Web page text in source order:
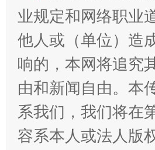
千年窑火 生生不息
业规定和网络职业
他人或（单位）造
响的，本网将追究
由和新闻自由。本
系我们，我们将在
容系本人或法人版